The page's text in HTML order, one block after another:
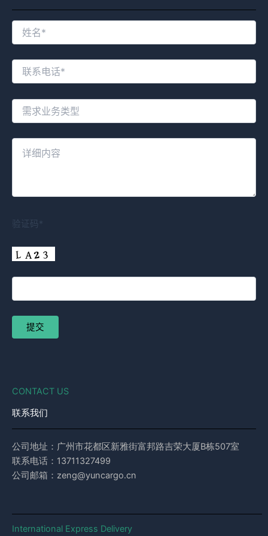
验证码*
CONTACT US
联系我们
公司地址：广州市花都区新雅街富邦路吉荣大厦B栋507室
联系电话：13711327499
公司邮箱：zeng@yuncargo.cn
International Express Delivery